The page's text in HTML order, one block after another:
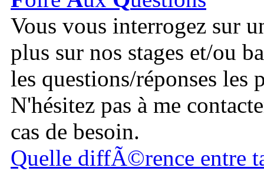
Vous vous interrogez sur
plus sur nos stages et/ou
les questions/réponses les
N'hésitez pas à me
cas de besoin.
Quelle diffÃ©rence entre